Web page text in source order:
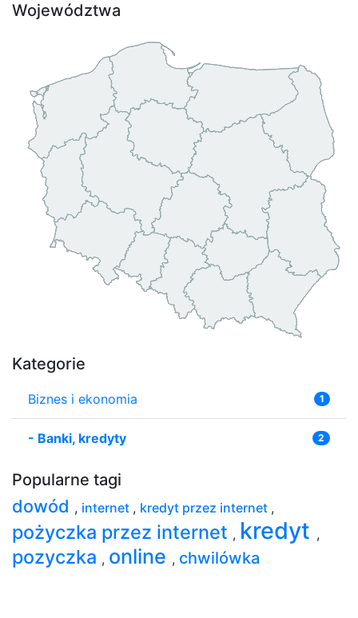
Województwa
Kategorie
Biznes i ekonomia 1
- Banki, kredyty 2
Popularne tagi
dowód , internet , kredyt przez internet ,
pożyczka przez internet , kredyt ,
pozyczka , online , chwilówka